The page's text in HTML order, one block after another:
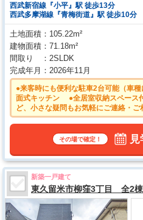
西武新宿線『小平』駅 徒歩13分
西武多摩湖線『青梅街道』駅 徒歩10分
土地面積
105.22m²
建物面積
71.18m²
間取り
2SLDK
完成年月
2026年11月
●来客時にも便利な駐車2台可能（車
面式キッチン ●全居室収納スペー
ど、小さな疑問もお気軽にご連絡・
能です。まずはお気軽にお問合せ下
その場で確定！
新築一戸建て
東久留米市柳窪3丁目 全2